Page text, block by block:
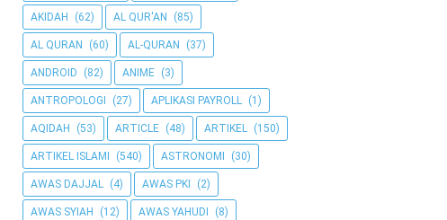
AKIDAH (62) AL QUR'AN (85)
AL QURAN (60) AL-QURAN (37)
ANDROID (82) ANIME (3)
ANTROPOLOGI (27) APLIKASI PAYROLL (1)
AQIDAH (53) ARTICLE (48) ARTIKEL (150)
ARTIKEL ISLAMI (540) ASTRONOMI (30)
AWAS DAJJAL (4) AWAS PKI (2)
AWAS SYIAH (12) AWAS YAHUDI (8)